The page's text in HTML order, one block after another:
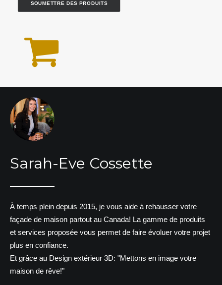
SOUMETTRE DES PRODUITS
Sarah-Eve Cossette
À temps plein depuis 2015, je vous aide à rehausser votre
façade de maison partout au Canada! La gamme de produits
et services proposée vous permet de faire évoluer votre projet
plus en confiance.
Et grâce au Design extérieur 3D: "Mettons en image votre
maison de rêve!"